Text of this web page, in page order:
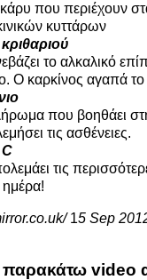
κάρυ που περιέχουν
κυττάρων
το αλκαλικό
Ο καρκίνος αγαπά το
που βοηθάει
τις ασθένειες.
C
τις
15 Sep
video